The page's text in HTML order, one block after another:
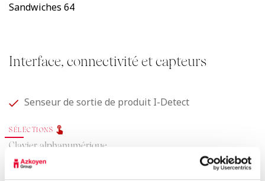
Sandwiches 64
Interface, connectivité et capteurs
Senseur de sortie de produit I-Detect
SÉLECTIONS
Clavier alphanumérique
Sélections